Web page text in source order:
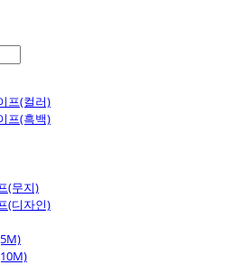
프(컬러)
프(흑백)
(무지)
(디자인)